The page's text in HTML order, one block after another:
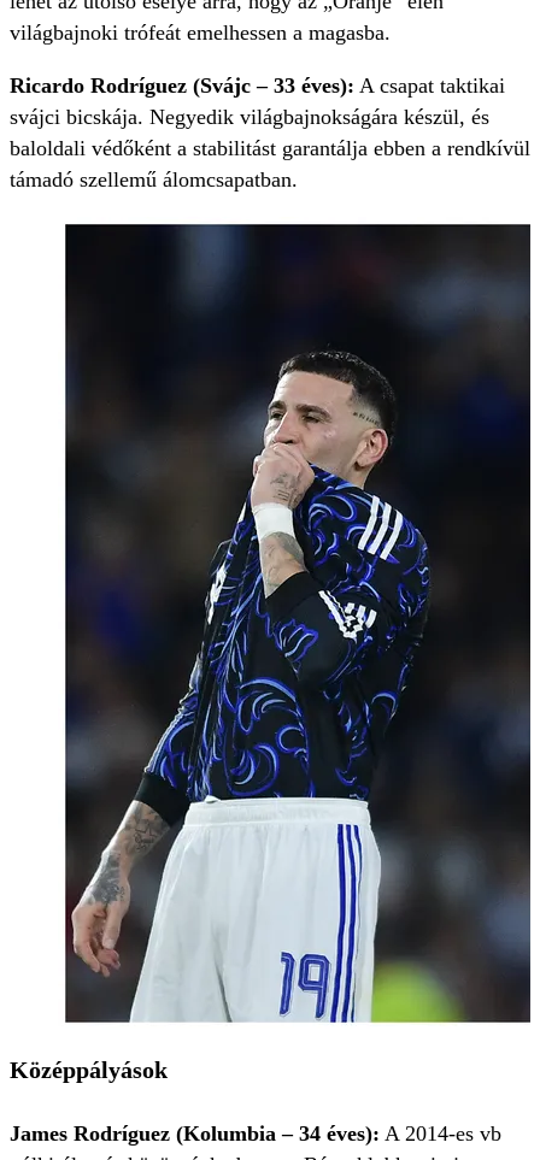
világbajnoki trófeát emelhessen a magasba.
Ricardo Rodríguez (Svájc – 33 éves): A csapat taktikai
svájci bicskája. Negyedik világbajnokságára készül, és
baloldali védőként a stabilitást garantálja ebben a rendkívül
támadó szellemű álomcsapatban.
Középpályások
James Rodríguez (Kolumbia – 34 éves): A 2014-es vb